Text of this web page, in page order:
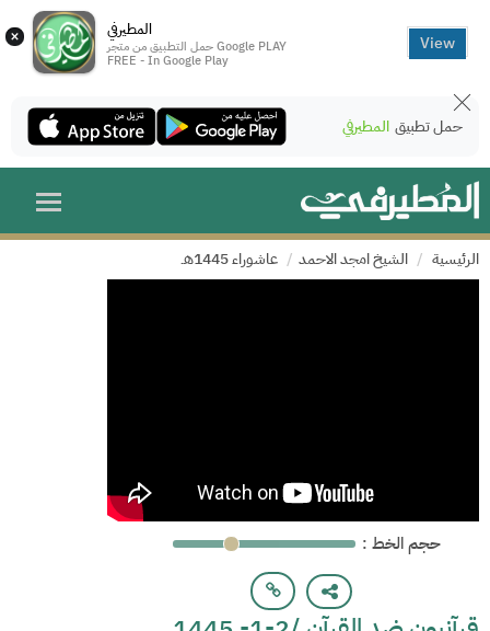
× المطيرفي
حمل التطبيق من متجر Google PLAY
FREE - In Google Play
View
حمل تطبيق المطيرفي
الرئيسية الشيخ امجد الاحمد عاشوراء 1445هـ
: حجم الخط